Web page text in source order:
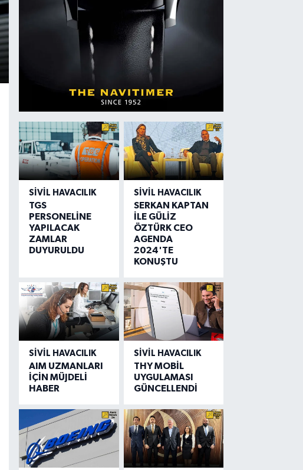
SIVIL HAVACILIK
TGS
PERSONELİNE
YAPILACAK
ZAMLAR
DUYURULDU
SIVIL HAVACILIK
SERKAN KAPTAN
İLE GÜLİZ
ÖZTÜRK CEO
AGENDA
2024'TE
KONUŞTU
SIVIL HAVACILIK
AIM UZMANLARI
İÇİN MÜJDELİ
HABER
SIVIL HAVACILIK
THY MOBİL
UYGULAMASI
GÜNCELLENDİ